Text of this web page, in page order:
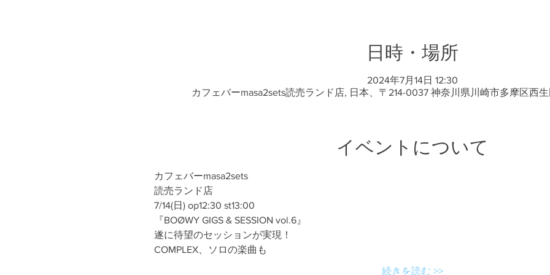
日時・場所
2024年7月14日 12:30
カフェバーmasa2sets読売ランド店, 日本、〒214-0037 神奈川県川崎市多摩区西
イベントについて
カフェバーmasa2sets
読売ランド店
7/14(日) op12:30 st13:00
『BOØWY GIGS & SESSION vol.6』
遂に待望のセッションが実現！
COMPLEX、ソロの楽曲も
続きを読む >>